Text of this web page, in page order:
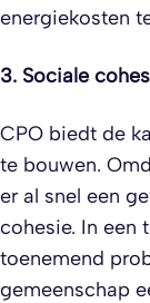
energiekosten
3. Sociale
CPO biedt de
te bouwen.
er al snel een
cohesie. In een
toenemend
gemeenschap